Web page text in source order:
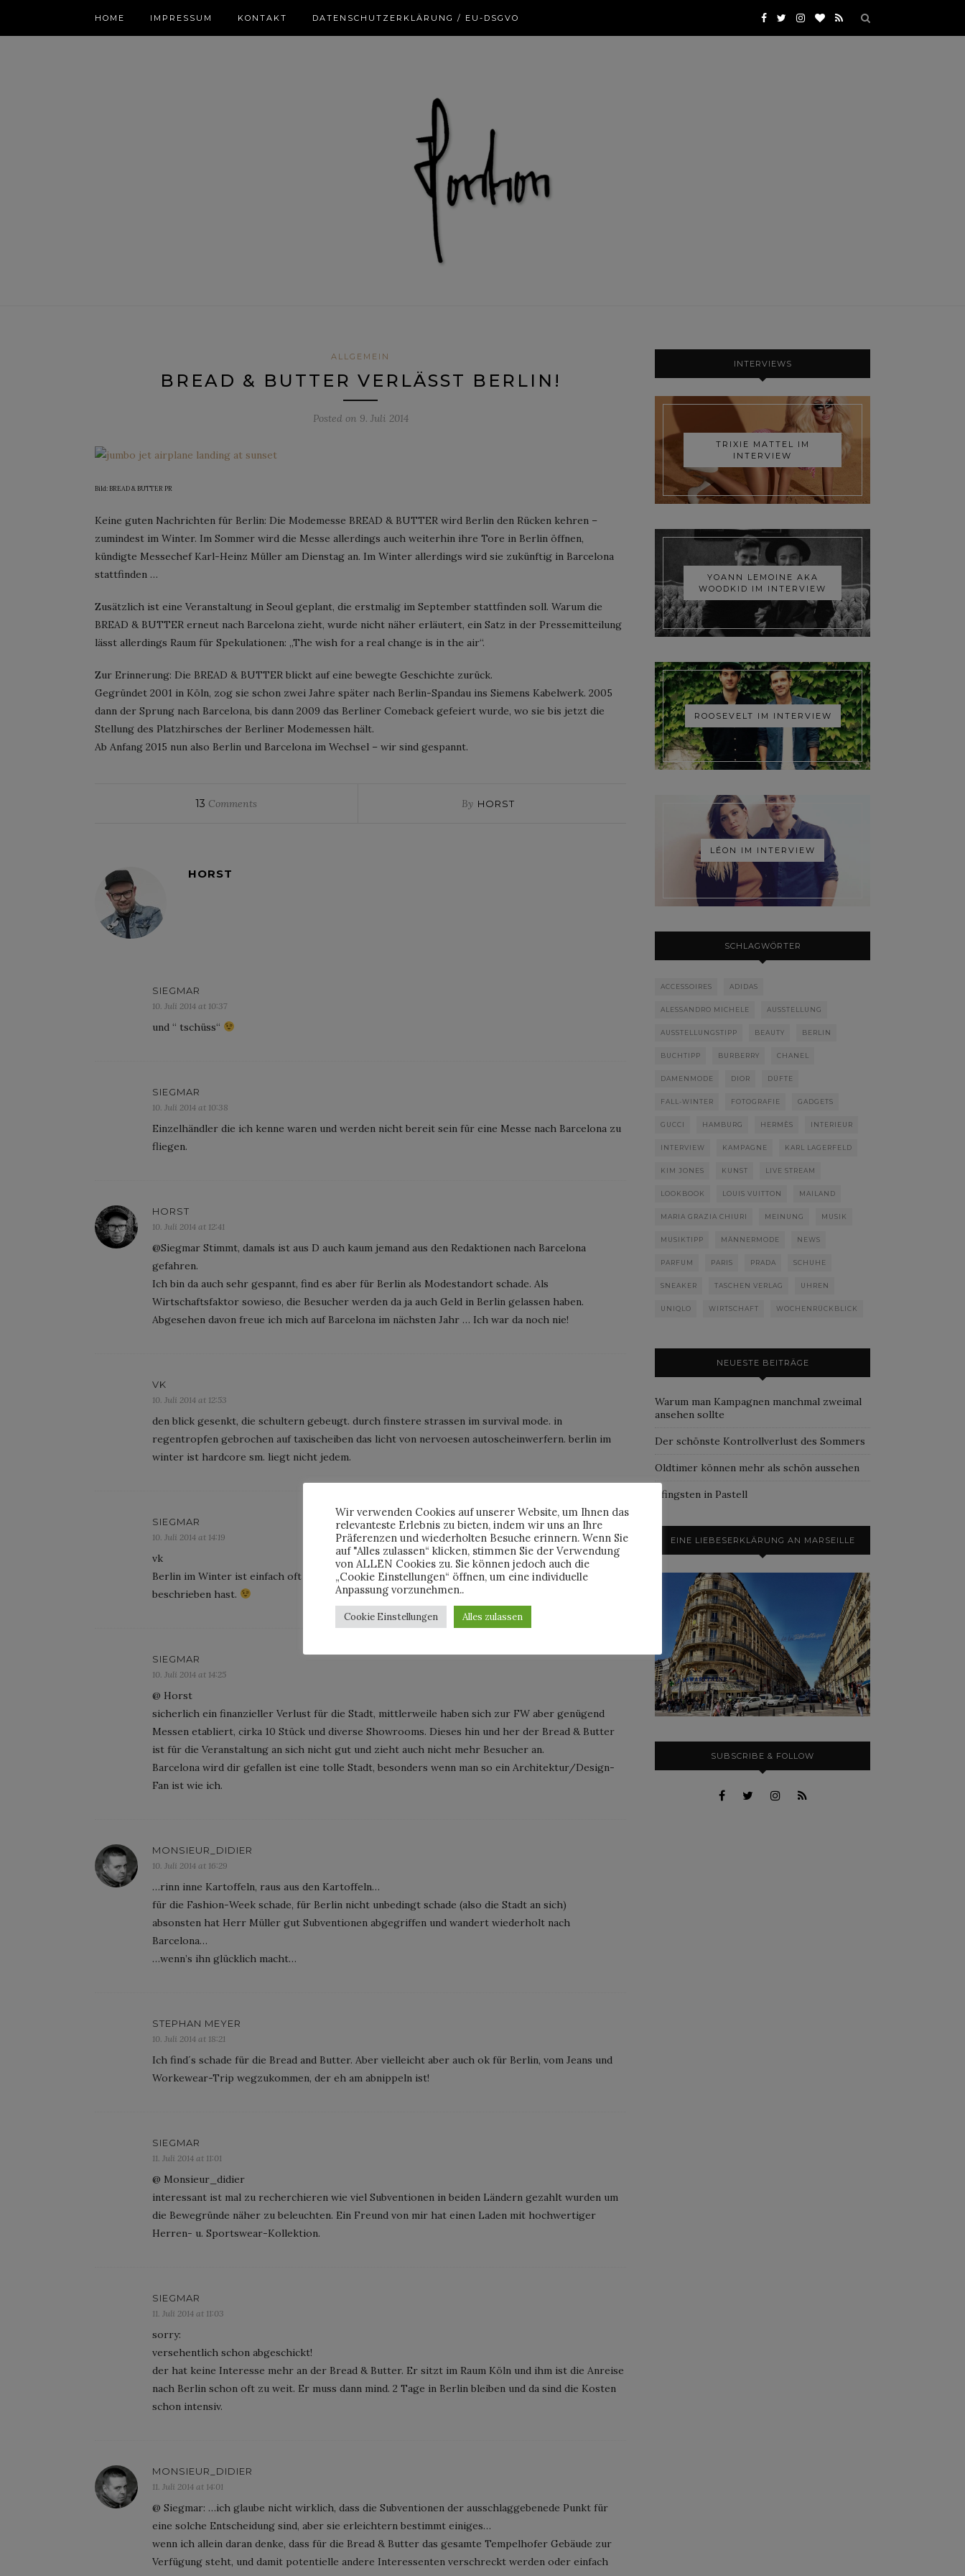
HOME IMPRESSUM KONTAKT DATENSCHUTZERKLÄRUNG / EU-DSGVO
ALLGEMEIN
BREAD & BUTTER VERLÄSST BERLIN!
Posted on 9. Juli 2014
Bild: BREAD & BUTTER PR
Keine guten Nachrichten für Berlin: Die Modemesse BREAD & BUTTER wird Berlin den Rücken kehren –
zumindest im Winter. Im Sommer wird die Messe allerdings auch weiterhin ihre Tore in Berlin öffnen,
kündigte Messechef Karl-Heinz Müller am Dienstag an. Im Winter allerdings wird sie zukünftig in Barcelona
stattfinden …
Zusätzlich ist eine Veranstaltung in Seoul geplant, die erstmalig im September stattfinden soll. Warum die
BREAD & BUTTER erneut nach Barcelona zieht, wurde nicht näher erläutert, ein Satz in der Pressemitteilung
lässt allerdings Raum für Spekulationen: „The wish for a real change is in the air“.
Zur Erinnerung: Die BREAD & BUTTER blickt auf eine bewegte Geschichte zurück.
Gegründet 2001 in Köln, zog sie schon zwei Jahre später nach Berlin-Spandau ins Siemens Kabelwerk. 2005
dann der Sprung nach Barcelona, bis dann 2009 das Berliner Comeback gefeiert wurde, wo sie bis jetzt die
Stellung des Platzhirsches der Berliner Modemessen hält.
Ab Anfang 2015 nun also Berlin und Barcelona im Wechsel – wir sind gespannt.
13 Comments By HORST
HORST
SIEGMAR
10. Juli 2014 at 10:37
und “ tschüss“
SIEGMAR
10. Juli 2014 at 10:38
Einzelhändler die ich kenne waren und werden nicht bereit sein für eine Messe nach Barcelona zu
fliegen.
HORST
10. Juli 2014 at 12:41
@Siegmar Stimmt, damals ist aus D auch kaum jemand aus den Redaktionen nach Barcelona
gefahren.
Ich bin da auch sehr gespannt, find es aber für Berlin als Modestandort schade. Als
Wirtschaftsfaktor sowieso, die Besucher werden da ja auch Geld in Berlin gelassen haben.
Abgesehen davon freue ich mich auf Barcelona im nächsten Jahr … Ich war da noch nie!
VK
10. Juli 2014 at 12:53
den blick gesenkt, die schultern gebeugt. durch finstere strassen im survival mode. in
regentropfen gebrochen auf taxischeiben das licht von nervoesen autoscheinwerfern. berlin im
winter ist hardcore sm. liegt nicht jedem.
SIEGMAR
10. Juli 2014 at 14:19
vk
Berlin im Winter ist einfach oft nur sehr kalt und mir liegt es obwohl du es ja viel treffender
beschrieben hast.
SIEGMAR
10. Juli 2014 at 14:25
@ Horst
sicherlich ein finanzieller Verlust für die Stadt, mittlerweile haben sich zur FW aber genügend
Messen etabliert, cirka 10 Stück und diverse Showrooms. Dieses hin und her der Bread & Butter
ist für die Veranstaltung an sich nicht gut und zieht auch nicht mehr Besucher an.
Barcelona wird dir gefallen ist eine tolle Stadt, besonders wenn man so ein Architektur/Design-
Fan ist wie ich.
MONSIEUR_DIDIER
10. Juli 2014 at 16:29
…rinn inne Kartoffeln, raus aus den Kartoffeln…
für die Fashion-Week schade, für Berlin nicht unbedingt schade (also die Stadt an sich)
absonsten hat Herr Müller gut Subventionen abgegriffen und wandert wiederholt nach
Barcelona…
…wenn’s ihn glücklich macht…
STEPHAN MEYER
10. Juli 2014 at 18:21
Ich find´s schade für die Bread and Butter. Aber vielleicht aber auch ok für Berlin, vom Jeans und
Workewear-Trip wegzukommen, der eh am abnippeln ist!
SIEGMAR
11. Juli 2014 at 11:01
@ Monsieur_didier
interessant ist mal zu recherchieren wie viel Subventionen in beiden Ländern gezahlt wurden um
die Bewegründe näher zu beleuchten. Ein Freund von mir hat einen Laden mit hochwertiger
Herren- u. Sportswear-Kollektion.
SIEGMAR
11. Juli 2014 at 11:03
sorry:
versehentlich schon abgeschickt!
der hat keine Interesse mehr an der Bread & Butter. Er sitzt im Raum Köln und ihm ist die Anreise
nach Berlin schon oft zu weit. Er muss dann mind. 2 Tage in Berlin bleiben und da sind die Kosten
schon intensiv.
MONSIEUR_DIDIER
11. Juli 2014 at 14:01
@ Siegmar: …ich glaube nicht wirklich, dass die Subventionen der ausschlaggebenede Punkt für
eine solche Entscheidung sind, aber sie erleichtern bestimmt einiges…
wenn ich allein daran denke, dass für die Bread & Butter das gesamte Tempelhofer Gebäude zur
Verfügung steht, und damit potentielle andere Interessenten verschreckt werden oder einfach
INTERVIEWS
TRIXIE MATTEL IM
INTERVIEW
YOANN LEMOINE AKA
WOODKID IM INTERVIEW
ROOSEVELT IM INTERVIEW
LÉON IM INTERVIEW
SCHLAGWÖRTER
ACCESSOIRES ADIDAS
ALESSANDRO MICHELE AUSSTELLUNG
AUSSTELLUNGSTIPP BEAUTY BERLIN
BUCHTIPP BURBERRY CHANEL
DAMENMODE DIOR DÜFTE
FALL-WINTER FOTOGRAFIE GADGETS
GUCCI HAMBURG HERMÈS INTERIEUR
INTERVIEW KAMPAGNE KARL LAGERFELD
KIM JONES KUNST LIVE STREAM
LOOKBOOK LOUIS VUITTON MAILAND
MARIA GRAZIA CHIURI MEINUNG MUSIK
MUSIKTIPP MÄNNERMODE NEWS
PARFUM PARIS PRADA SCHUHE
SNEAKER TASCHEN VERLAG UHREN
UNIQLO WIRTSCHAFT WOCHENRÜCKBLICK
NEUESTE BEITRÄGE
Warum man Kampagnen manchmal zweimal
ansehen sollte
Der schönste Kontrollverlust des Sommers
Oldtimer können mehr als schön aussehen
Pfingsten in Pastell
EINE LIEBESERKLÄRUNG AN MARSEILLE
SUBSCRIBE & FOLLOW
Wir verwenden Cookies auf unserer Website, um Ihnen das
relevanteste Erlebnis zu bieten, indem wir uns an Ihre
Präferenzen und wiederholten Besuche erinnern. Wenn Sie
auf "Alles zulassen“ klicken, stimmen Sie der Verwendung
von ALLEN Cookies zu. Sie können jedoch auch die
„Cookie Einstellungen“ öffnen, um eine individuelle
Anpassung vorzunehmen..
Cookie Einstellungen Alles zulassen